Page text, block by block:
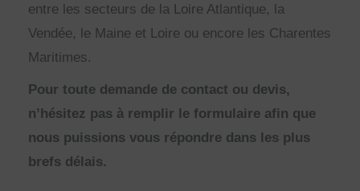
entre les secteurs de la Loire Atlantique, la
Vendée, le Maine et Loire ou encore les Charentes
Maritimes.
Pour toute demande de contact ou devis,
n’hésitez pas à remplir le formulaire afin que
nous puissions vous répondre dans les plus
brefs délais.